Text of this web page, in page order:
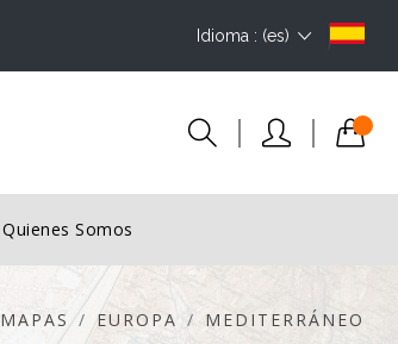
Idioma : (es)
Quienes Somos
MAPAS EUROPA MEDITERRÁNEO